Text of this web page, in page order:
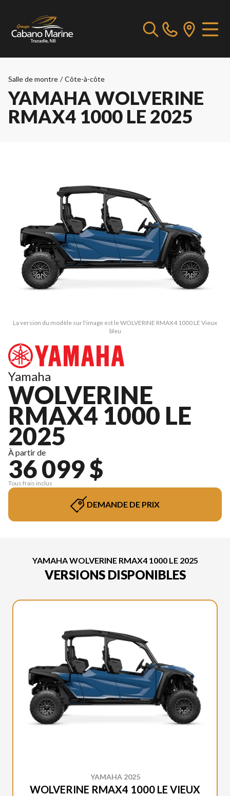
Salle de montre / Côte-à-côte
YAMAHA WOLVERINE
RMAX4 1000 LE 2025
La version du modèle sur l'image est le WOLVERINE RMAX4 1000 LE Vieux
bleu
Yamaha
WOLVERINE
RMAX4 1000 LE
2025
À partir de
36 099 $
Tous frais inclus
DEMANDE DE PRIX
YAMAHA WOLVERINE RMAX4 1000 LE 2025
VERSIONS DISPONIBLES
YAMAHA 2025
WOLVERINE RMAX4 1000 LE VIEUX